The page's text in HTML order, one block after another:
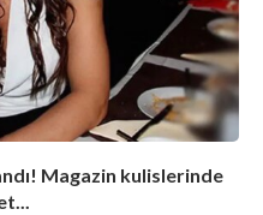
Magazin kulislerinde